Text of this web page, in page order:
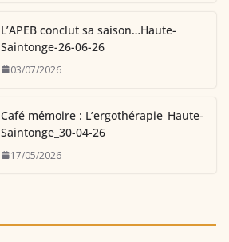
L’APEB conclut sa saison…Haute-
Saintonge-26-06-26
03/07/2026
Café mémoire : L’ergothérapie_Haute-
Saintonge_30-04-26
17/05/2026